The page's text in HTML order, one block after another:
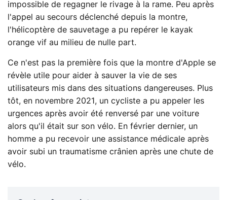
impossible de regagner le rivage à la rame. Peu après
l'appel au secours déclenché depuis la montre,
l'hélicoptère de sauvetage a pu repérer le kayak
orange vif au milieu de nulle part.
Ce n'est pas la première fois que la montre d'Apple se
révèle utile pour aider à sauver la vie de ses
utilisateurs mis dans des situations dangereuses. Plus
tôt, en novembre 2021, un cycliste a pu appeler les
urgences après avoir été renversé par une voiture
alors qu'il était sur son vélo. En février dernier, un
homme a pu recevoir une assistance médicale après
avoir subi un traumatisme crânien après une chute de
vélo.